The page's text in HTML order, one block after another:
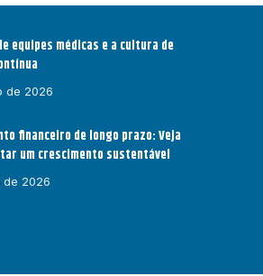
equipes médicas e a cultura de
de 2026
financeiro de longo prazo: Veja
um crescimento sustentável
de 2026